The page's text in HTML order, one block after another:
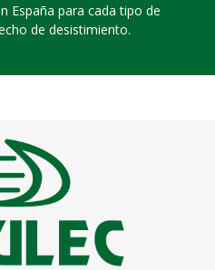
España para cada tipo de
de desistimiento.